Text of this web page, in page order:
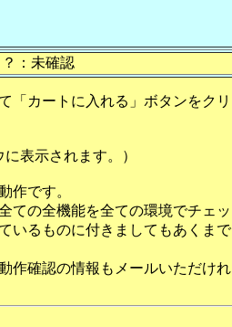
：未確認
「カートに入れる」ボタンをクリ
表示されます。）
作です。
ての全機能を全ての環境でチェッ
いるものに付きましてもあくまで
作確認の情報もメールいただけれ